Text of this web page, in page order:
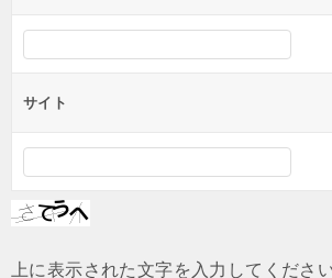
サイト
上に表示された文字を入力してください